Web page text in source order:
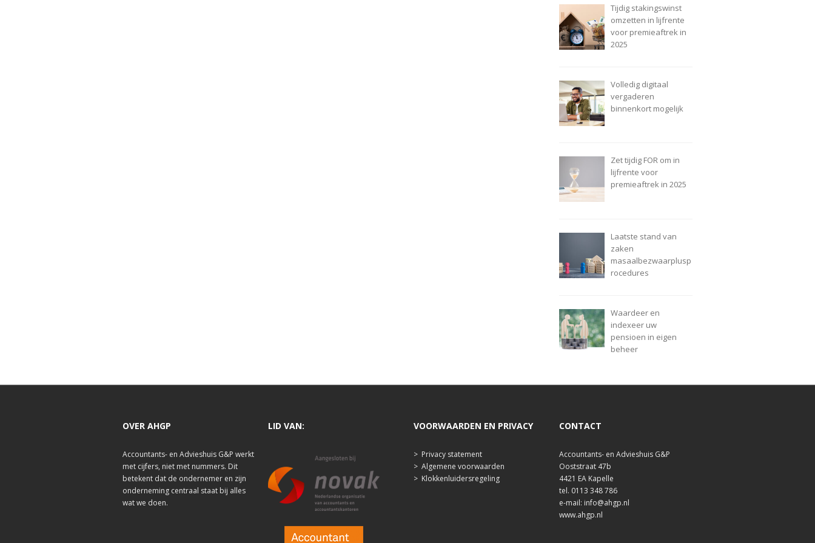
Tijdig stakingswinst
omzetten in lijfrente
voor premieaftrek in
2025
Volledig digitaal
vergaderen
binnenkort mogelijk
Zet tijdig FOR om in
lijfrente voor
premieaftrek in 2025
Laatste stand van
zaken
masaalbezwaarplusp
rocedures
Waardeer en
indexeer uw
pensioen in eigen
beheer
OVER AHGP
Accountants- en Advieshuis G&P werkt
met cijfers, niet met nummers. Dit
betekent dat de ondernemer en zijn
onderneming centraal staat bij alles
wat we doen.
LID VAN: VOORWAARDEN EN PRIVACY
> Privacy statement
> Algemene voorwaarden
> Klokkenluidersregeling
CONTACT
Accountants- en Advieshuis G&P
Ooststraat 47b
4421 EA Kapelle
tel. 0113 348 786
e-mail: info@ahgp.nl
www.ahgp.nl